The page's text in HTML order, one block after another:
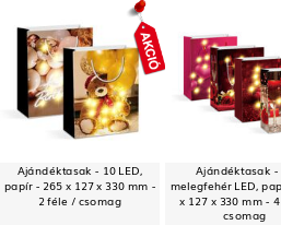
Ajándéktasak - 10 LED,
papír - 265 x 127 x 330 mm -
2 féle / csomag
Ajándéktasak -
melegfehér LED,
x 127 x 330 mm -
csomag